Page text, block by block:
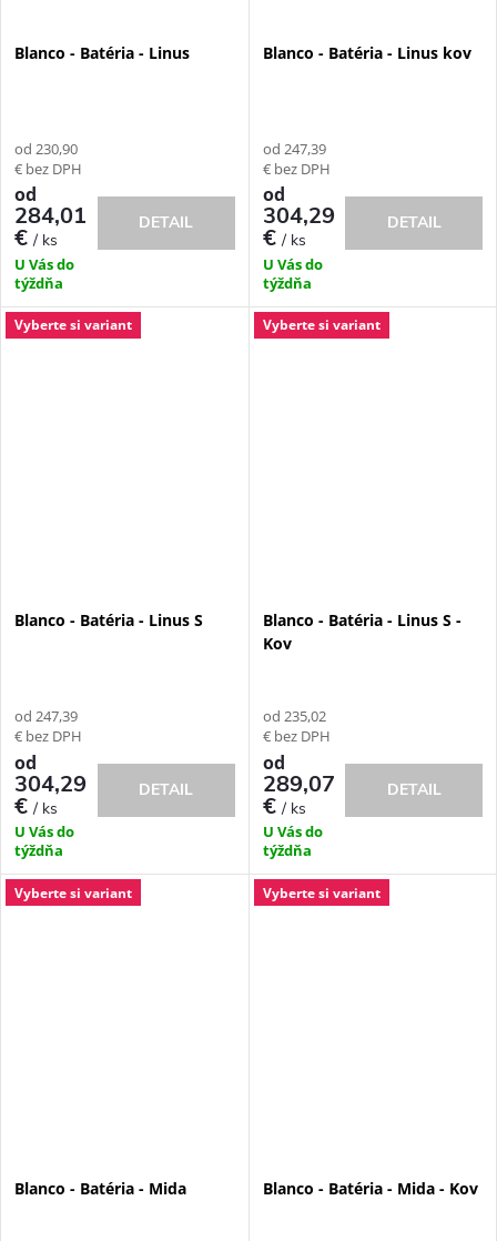
Blanco - Batéria - Linus
od 230,90
€ bez DPH
od
284,01
€/ ks
U Vás do
týždňa
DETAIL
Blanco - Batéria - Linus kov
od 247,39
€ bez DPH
od
304,29
€/ ks
U Vás do
týždňa
DETAIL
Vyberte si variant
Blanco - Batéria - Linus S
od 247,39
€ bez DPH
od
304,29
€/ ks
U Vás do
týždňa
DETAIL
Vyberte si variant
Blanco - Batéria - Linus S -
Kov
od 235,02
€ bez DPH
od
289,07
€/ ks
U Vás do
týždňa
DETAIL
Vyberte si variant
Blanco - Batéria - Mida
Vyberte si variant
Blanco - Batéria - Mida - Kov